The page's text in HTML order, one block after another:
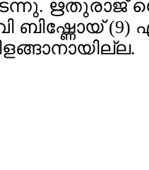
ഋതുരാജ്
ബിഷ്ണോയ് (9)